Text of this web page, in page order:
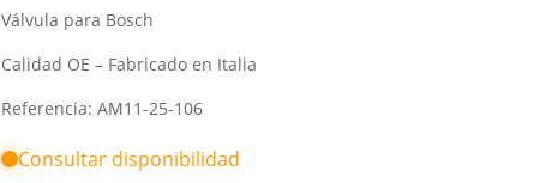
Válvula para Bosch
Calidad OE – Fabricado en Italia
Referencia: AM11-25-106
Consultar disponibilidad